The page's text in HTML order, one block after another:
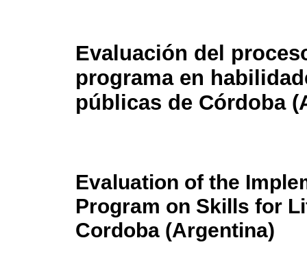
Evaluación del
programa en
públicas de Córdoba
Evaluation of the
Program on Skills for
Cordoba (Argentina)